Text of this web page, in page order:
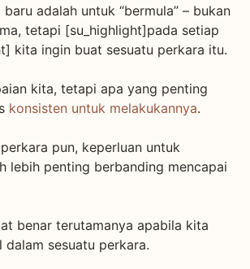
adalah untuk “bermula” – bukan
tetapi [su_highlight]pada setiap
kita ingin buat sesuatu perkara itu.
kita, tetapi apa yang penting
konsisten untuk melakukannya.
pun, keperluan untuk
lebih penting berbanding mencapai
benar terutamanya apabila kita
dalam sesuatu perkara.